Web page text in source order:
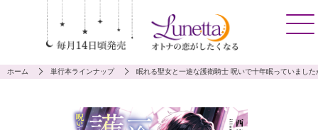
ホーム 単行本ラインナップ 眠れる聖女と一途な護衛騎士 呪いで十年眠っていまし